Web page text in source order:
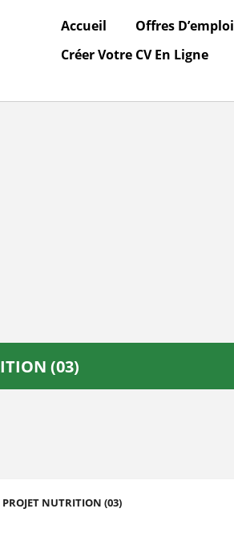
Accueil Offres D’emploi
Créer Votre CV En Ligne
(03)
PROJET NUTRITION (03)